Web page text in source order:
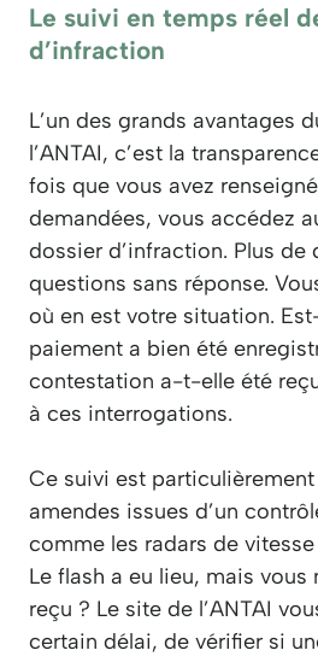
Le suivi en temps réel
d’infraction
L’un des grands avantages
l’ANTAI, c’est la
fois que vous avez
demandées, vous accédez
dossier d’infraction. Plus de
questions sans réponse.
où en est votre situation.
paiement a bien été
contestation a-t-elle été
à ces interrogations.
Ce suivi est
amendes issues d’un
comme les radars de
Le flash a eu lieu, mais vous
reçu ? Le site de l’ANTAI
certain délai, de vérifier si